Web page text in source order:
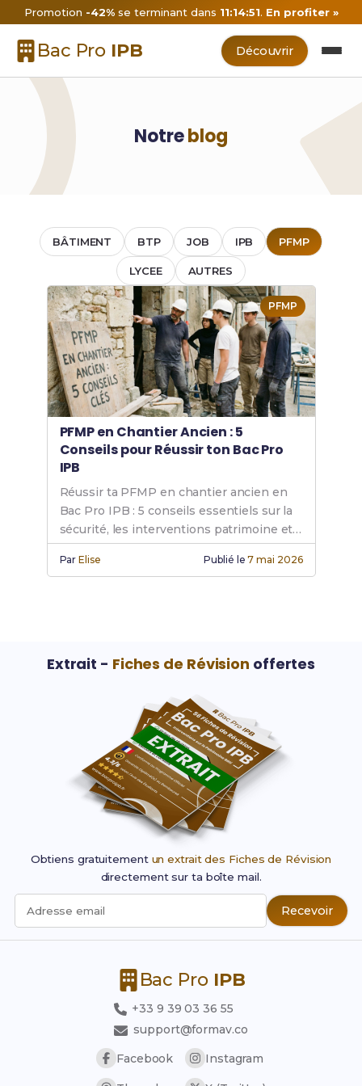
Promotion -42%se terminant dans 11:14:51. En profiter »
Bac Pro IPB Découvrir
Notreblog
BÂTIMENT BTP JOB IPB PFMP
LYCEE AUTRES
PFMP
PFMP en Chantier Ancien : 5
Conseils pour Réussir ton Bac Pro
IPB
Réussir ta PFMP en chantier ancien en
Bac Pro IPB : 5 conseils essentiels sur la
sécurité, les interventions patrimoine et
le tutorat.
ParElise Publié le7 mai 2026
Extrait - Fiches de Révision offertes
Obtiens gratuitement un extrait des Fiches de Révision
directement sur ta boîte mail.
Adresse email Recevoir
Bac Pro IPB
+33 9 39 03 36 55
support@formav.co
Facebook
Instagram